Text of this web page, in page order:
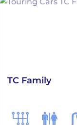
TC Family